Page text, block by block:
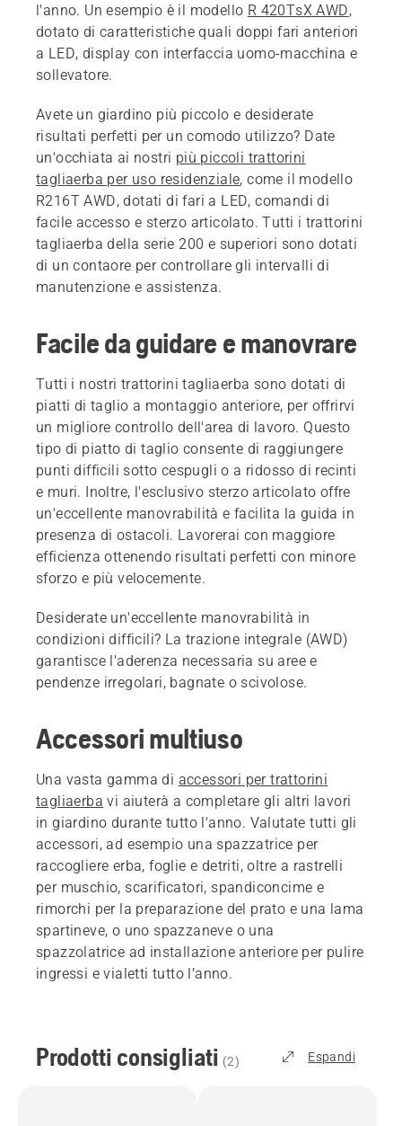
l'anno. Un esempio è il modello R 420TsX AWD,
dotato di caratteristiche quali doppi fari anteriori
a LED, display con interfaccia uomo-macchina e
sollevatore.
Avete un giardino più piccolo e desiderate
risultati perfetti per un comodo utilizzo? Date
un'occhiata ai nostri più piccoli trattorini
tagliaerba per uso residenziale, come il modello
R216T AWD, dotati di fari a LED, comandi di
facile accesso e sterzo articolato. Tutti i trattorini
tagliaerba della serie 200 e superiori sono dotati
di un contaore per controllare gli intervalli di
manutenzione e assistenza.
Facile da guidare e manovrare
Tutti i nostri trattorini tagliaerba sono dotati di
piatti di taglio a montaggio anteriore, per offrirvi
un migliore controllo dell'area di lavoro. Questo
tipo di piatto di taglio consente di raggiungere
punti difficili sotto cespugli o a ridosso di recinti
e muri. Inoltre, l'esclusivo sterzo articolato offre
un'eccellente manovrabilità e facilita la guida in
presenza di ostacoli. Lavorerai con maggiore
efficienza ottenendo risultati perfetti con minore
sforzo e più velocemente.
Desiderate un'eccellente manovrabilità in
condizioni difficili? La trazione integrale (AWD)
garantisce l'aderenza necessaria su aree e
pendenze irregolari, bagnate o scivolose.
Accessori multiuso
Una vasta gamma di accessori per trattorini
tagliaerba vi aiuterà a completare gli altri lavori
in giardino durante tutto l'anno. Valutate tutti gli
accessori, ad esempio una spazzatrice per
raccogliere erba, foglie e detriti, oltre a rastrelli
per muschio, scarificatori, spandiconcime e
rimorchi per la preparazione del prato e una lama
spartineve, o uno spazzaneve o una
spazzolatrice ad installazione anteriore per pulire
ingressi e vialetti tutto l’anno.
Prodotti consigliati (2) Espandi